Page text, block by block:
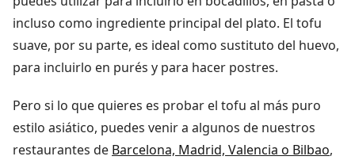
incluso como ingrediente principal del plato. El tofu
suave, por su parte, es ideal como sustituto del huevo,
para incluirlo en purés y para hacer postres.
Pero si lo que quieres es probar el tofu al más puro
estilo asiático, puedes venir a algunos de nuestros
restaurantes de Barcelona, Madrid, Valencia o Bilbao,